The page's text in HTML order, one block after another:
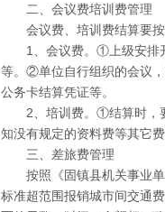
二、会议费培训费管理
会议费、培训费结算要
1、会议费。①上级安排
等。②单位自行组织的会议
公务卡结算凭证等。
2、培训费。①结算时，
知没有规定的资料费等其它
三、差旅费管理
按照《固镇县机关事业
标准超范围报销城市间交通